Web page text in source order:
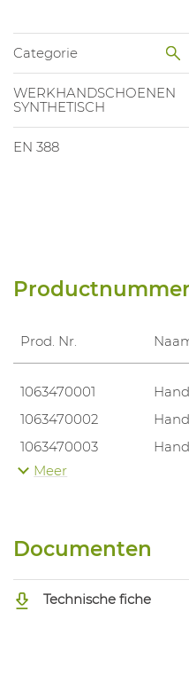
Categorie
WERKHANDSCHOENEN
SYNTHETISCH
EN 388
Prod. Nr.
1063470001
1063470002
1063470003
1063470004
Meer
Documenten
Technische fiche